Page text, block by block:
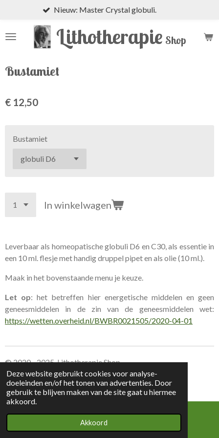
Deze website gebruikt cookies voor analyse-
doeleinden en/of het tonen van advertenties. Door
gebruik te blijven maken van de site gaat u hiermee
akkoord.
Akkoord
naar
Lithotherapie Shop
Nieuw: Master Crystal globuli.
Bustamiet
€ 12,50
Bustamiet
In winkelwagen
Leverbaar als homeopatische globuli D6 en C30, als essentie in
een 10 ml. flesje met handig druppel pipet en als olie (10 ml.).
Maak in het bovenstaande menu je keuze.
Let op: het betreffen hier energetische middelen en geen
geneesmiddelen in de zin van de geneesmiddelen wet:
https://wetten.overheid.nl/BWBR0021505/2020-04-01
© 2020 - 2025 Lithotherapie Shop
Leverings voorwaarden Lithotherapie Shop